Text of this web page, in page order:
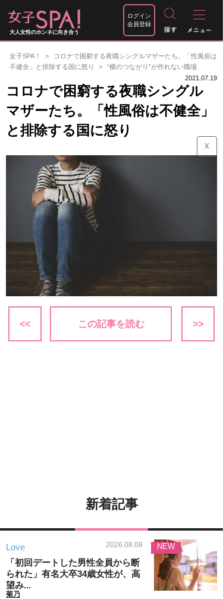
大人女性のホンネに向き合う
ログイン
会員登録
女子SPA！
コロナで困窮する夜職シングルマザーたち。「性風俗は
不健全」と排除する国に怒り
“横のつながり”が作れない職場
2021.07.19
コロナで困窮する夜職シングル
マザーたち。「性風俗は不健全」
と排除する国に怒り
☓
<< この記事を読む >>
新着記事
Love 2026.08.08
「初回デートした男性全員から断
られた」有名大卒34歳女性が、高
望み...
菊乃
NEW